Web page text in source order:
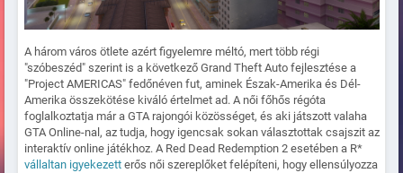
A három város ötlete azért figyelemre méltó, mert több régi
"szóbeszéd" szerint is a következő Grand Theft Auto fejlesztése a
"Project AMERICAS" fedőnéven fut, aminek Észak-Amerika és Dél-
Amerika összekötése kiváló értelmet ad. A női főhős régóta
foglalkoztatja már a GTA rajongói közösséget, és aki játszott valaha
GTA Online-nal, az tudja, hogy igencsak sokan választottak csajszit az
interaktív online játékhoz. A Red Dead Redemption 2 esetében a R*
vállaltan igyekezetterős női szereplőket felépíteni, hogy ellensúlyozza